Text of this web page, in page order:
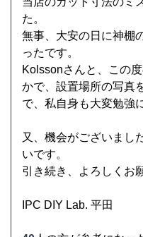
た。
無事、大安の日に神棚
ったです。
Kolssonさんと、この
かで、設置場所の写真
で、私自身も大変勉強
又、機会がございまし
いです。
引き続き、よろしくお
IPC DIY Lab. 平田